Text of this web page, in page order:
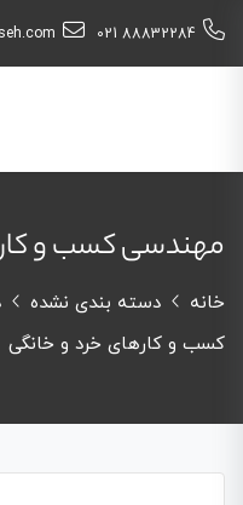
88832284 021
مهندسی کسب و
خانه دسته بندی نشده
کسب و کارهای خرد و خانگی